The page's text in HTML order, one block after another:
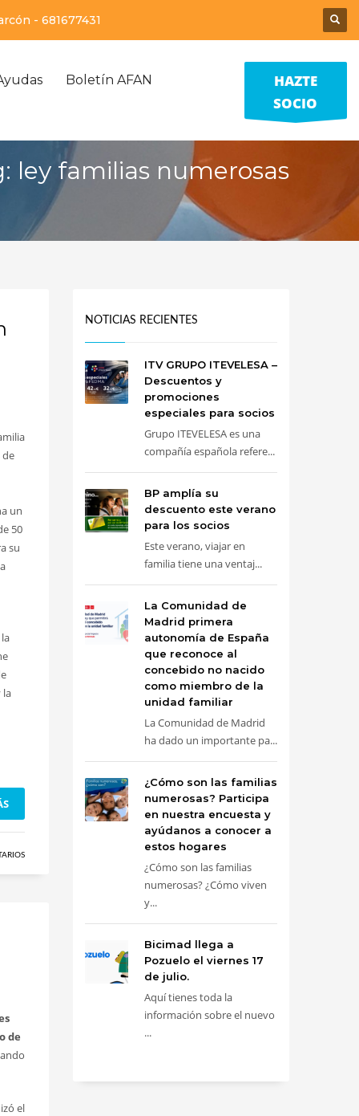
- 681677431
Boletín AFAN
HAZTE
SOCIO
ley familias numerosas
de
un
50
su
la
de
el
NOTICIAS RECIENTES
ITV GRUPO ITEVELESA –
Descuentos y
promociones
especiales para socios
Grupo ITEVELESA es una
compañía española refere...
BP amplía su
descuento este verano
para los socios
Este verano, viajar en
familia tiene una ventaj...
La Comunidad de
Madrid primera
autonomía de España
que reconoce al
concebido no nacido
como miembro de la
unidad familiar
La Comunidad de Madrid
ha dado un importante pa...
¿Cómo son las familias
numerosas? Participa
en nuestra encuesta y
ayúdanos a conocer a
estos hogares
¿Cómo son las familias
numerosas? ¿Cómo viven
y...
Bicimad llega a
Pozuelo el viernes 17
de julio.
Aquí tienes toda la
información sobre el nuevo
...